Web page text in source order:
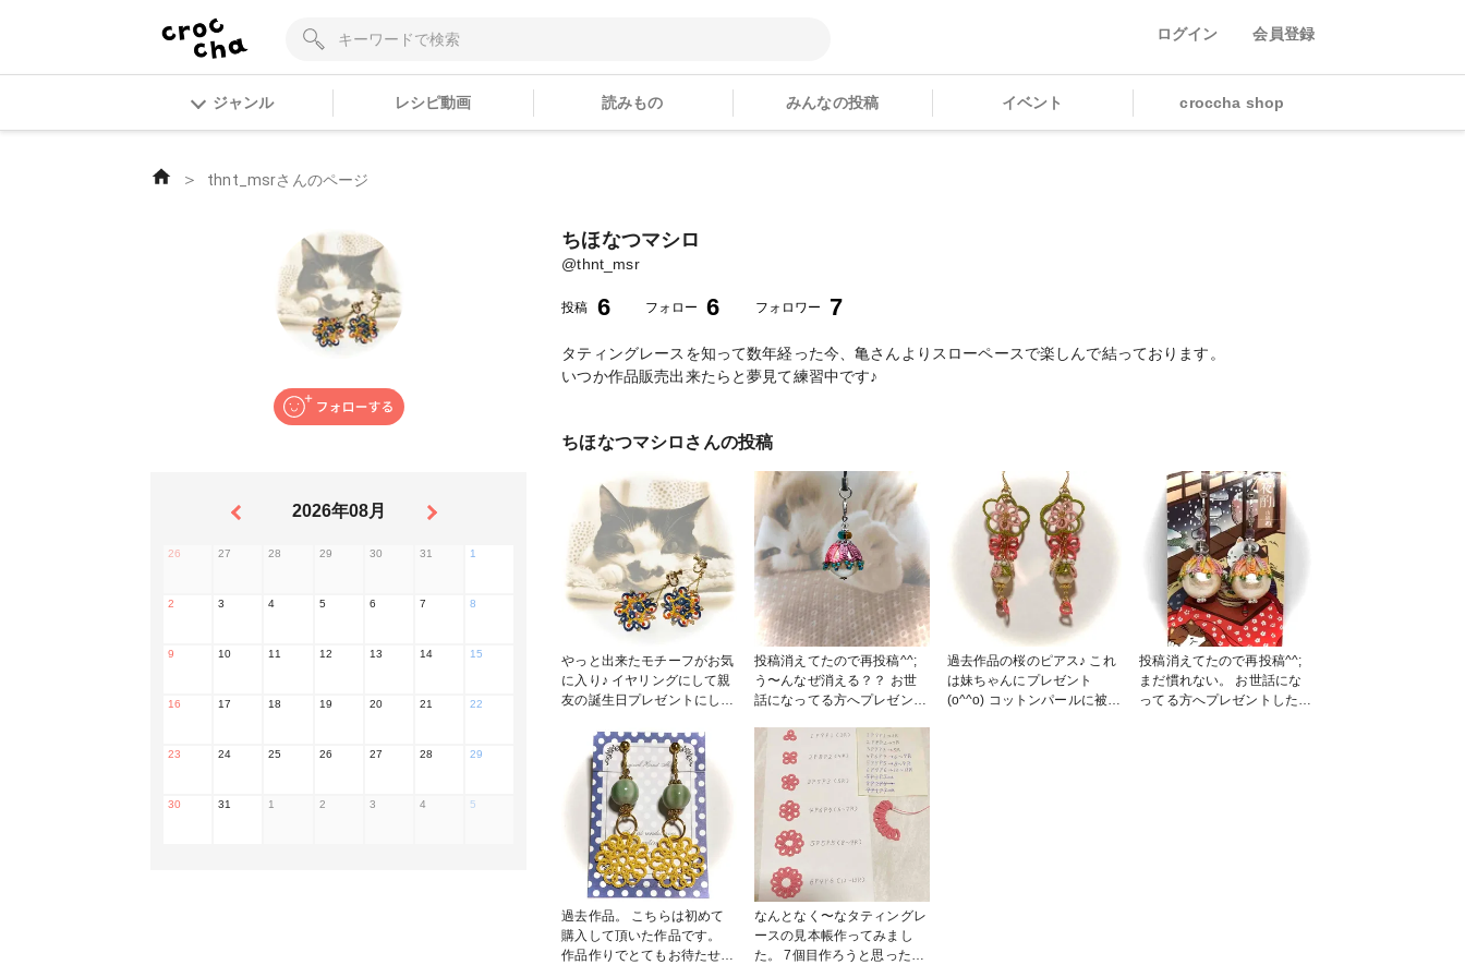
ログイン 会員登録
ジャンル レシピ動画 読みもの みんなの投稿 イベント croccha shop
＞ thnt_msrさんのページ
2026年08月
26 27 28 29 30 31 1
2 3 4 5 6 7 8
9 10 11 12 13 14 15
16 17 18 19 20 21 22
23 24 25 26 27 28 29
30 31 1 2 3 4 5
ちほなつマシロ
@thnt_msr
投稿 6 フォロー 6 フォロワー 7
タティングレースを知って数年経った今、亀さんよりスローペースで楽しんで結っております。
いつか作品販売出来たらと夢見て練習中です♪
ちほなつマシロ さんの投稿
やっと出来たモチーフがお気
に入り♪ イヤリングにして親
友の誕生日プレゼントにしま
るけども(笑) 作品名は雪花火
です。インスタでよくコメン
ト下さるに付けて頂きました
♪素敵な名前をありがとうご
ざいます(о´∀`о) #レース編み
#タティングレース #手染め
糸 #糸沼 #ダルマ80番
投稿消えてたので再投稿^^;
う〜んなぜ消える？？ お世
話になってる方へプレゼント
で頂けて嬉しかったです♪ #
タティングレース #イヤリン
グ #アクセサリー #手染め糸
#編み物
過去作品の桜のピアス♪ これ
は妹ちゃんにプレゼント
(o^^o) コットンパールに被せ
投稿消えてたので再投稿^^;
まだ慣れない。 お世話にな
ってる方へプレゼントしたイ
過去作品。 こちらは初めて
購入して頂いた作品です。
作品作りでとてもお待たせし
なんとなく〜なタティングレ
ースの見本帳作ってみまし
た。 7個目作ろうと思ったけ